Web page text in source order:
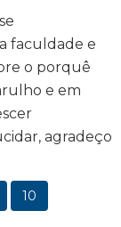
faculdade e
o porquê
e em
agradeço
10